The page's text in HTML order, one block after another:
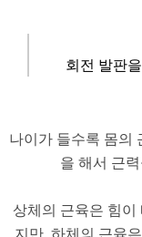
회전 발판
나이가 들수록 몸의
을 해서 근
상체의 근육은 힘이
지만, 하체의 근육